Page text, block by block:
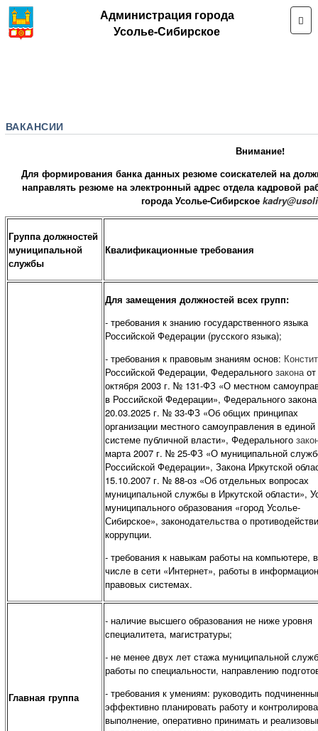
Администрация города
Усолье-Сибирское
ВАКАНСИИ
Внимание!
Для формирования банка данных резюме соискателей на
направлять резюме на электронный адрес отдела кадровой
города Усолье-Сибирское
Группа должностей
муниципальной
службы
Квалификационные требования
Для замещения должностей всех групп:
- требования к знанию государственного языка
Российской Федерации (русского языка);
- требования к правовым знаниям основ:
Российской Федерации, Федерального закона
октября 2003 г. № 131-ФЗ «О местном
в Российской Федерации», Федерального
20.03.2025 г. № 33-ФЗ «Об общих принципах
организации местного самоуправления в единой
системе публичной власти», Федерального
марта 2007 г. № 25-ФЗ «О муниципальной
Российской Федерации», Закона Иркутской
15.10.2007 г. № 88-оз «Об отдельных вопросах
муниципальной службы в Иркутской области»,
муниципального образования «город Усолье-
Сибирское», законодательства о
коррупции.
- требования к навыкам работы на компьютере,
числе в сети «Интернет», работы в
правовых системах.
Главная группа
- наличие высшего образования не ниже уровня
специалитета, магистратуры;
- не менее двух лет стажа муниципальной
работы по специальности, направлению
- требования к умениям: руководить
эффективно планировать работу и
выполнение, оперативно принимать и